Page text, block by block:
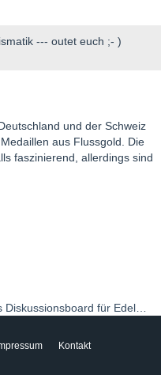
für Edelmetalle & Rohstoffe
--- outet euch ;- )
und der Schweiz
aus Flussgold. Die
faszinierend, allerdings sind
Kontakt